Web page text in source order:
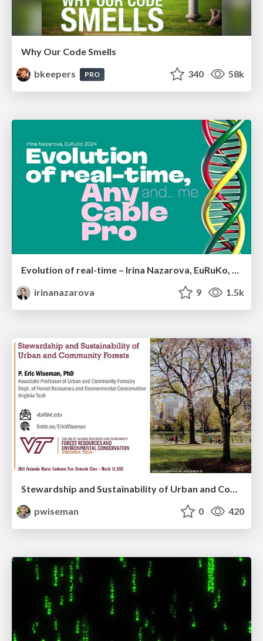
Why Our Code Smells
bkeepers
PRO 340 58k
Evolution of real-time – Irina Nazarova, EuRuKo, 2024
irinanazarova
9 1.5k
pwiseman
0 420